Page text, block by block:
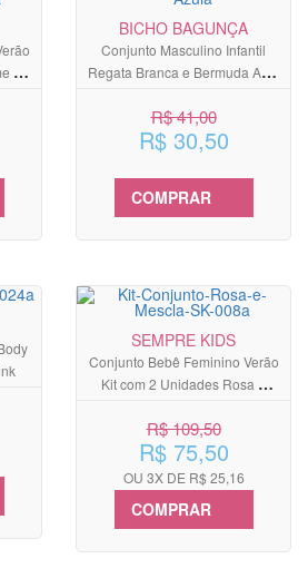
e
BICHO BAGUNÇA
Conjunto Masculino Infantil
Regata Branca e Bermuda Azul
R$ 41,00
R$ 30,50
COMPRAR
SEMPRE KIDS
Conjunto Bebê Feminino Verão
Kit com 2 Unidades Rosa e
R$ 109,50
R$ 75,50
OU 3X DE R$ 25,16
COMPRAR